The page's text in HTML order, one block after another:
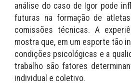
análise do caso de Igor pode
futuras na formação de
comissões técnicas. A
mostra que, em um esporte tão
condições psicológicas e a
trabalho são fatores
individual e coletivo.